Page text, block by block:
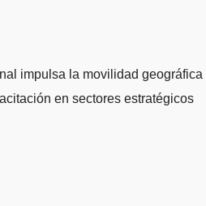
impulsa la movilidad geográfica
en sectores estratégicos